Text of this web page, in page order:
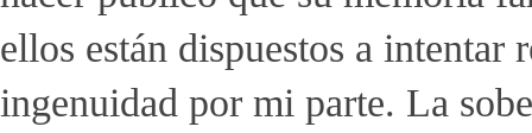
ellos están dispuestos a intentar
ingenuidad por mi parte. La